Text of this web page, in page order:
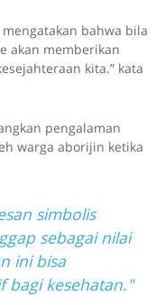
bahwa bila
akan memberikan
kita.” kata
pengalaman
warga aborijin ketika
simbolis
sebagai nilai
ini bisa
bagi kesehatan."